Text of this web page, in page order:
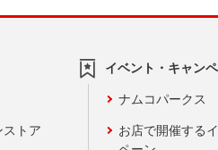
トア
イベント・キャン
ナムコパークス
お店で開催する